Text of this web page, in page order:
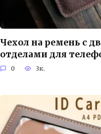
Чехол на ремень с
отделами для
0 3к.